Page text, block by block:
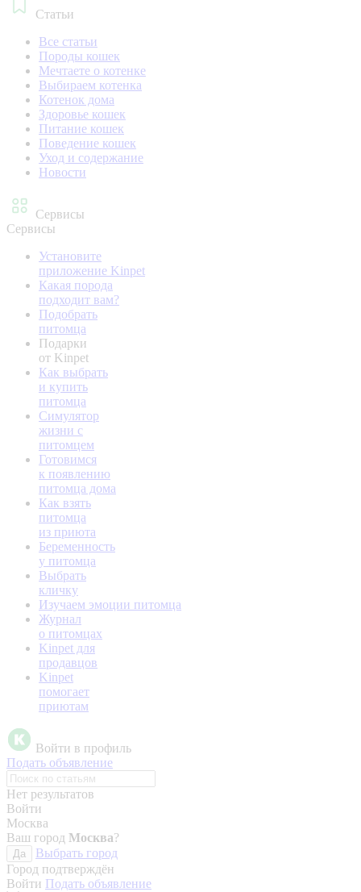
Статьи
Все статьи
Породы кошек
Мечтаете о котенке
Выбираем котенка
Котенок дома
Здоровье кошек
Питание кошек
Поведение кошек
Уход и содержание
Новости
Сервисы
Сервисы
Установите
приложение Kinpet
Какая порода
подходит вам?
Подобрать
питомца
Подарки
от Kinpet
Как выбрать
и купить
питомца
Симулятор
жизни с
питомцем
Готовимся
к появлению
питомца дома
Как взять
питомца
из приюта
Беременность
у питомца
Выбрать
кличку
Изучаем эмоции питомца
Журнал
о питомцах
Kinpet для
продавцов
Kinpet
помогает
приютам
Войти в профиль
Подать объявление
Нет результатов
Войти
Москва
Ваш город Москва?
Да
Выбрать город
Город подтверждён
Войти Подать объявление